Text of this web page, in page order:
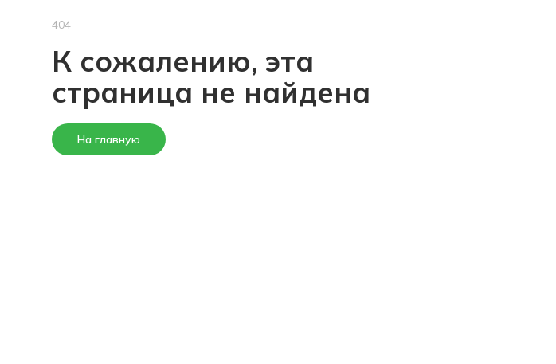
404
К сожалению, эта
страница не найдена
На главную